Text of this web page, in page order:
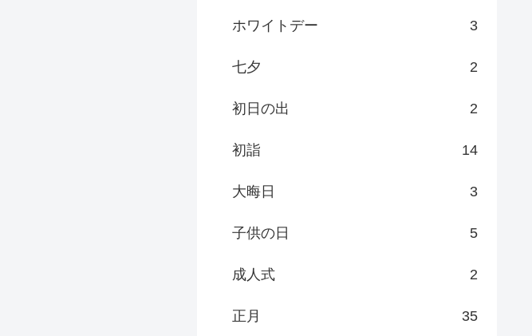
ホワイトデー 3
七夕 2
初日の出 2
初詣 14
大晦日 3
子供の日 5
成人式 2
正月 35